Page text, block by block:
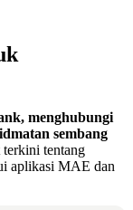
menghubungi
sembang
tentang
aplikasi MAE dan